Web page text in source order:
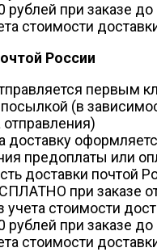
рублей при заказе
стоимости
России
первым
(в
доставку
предоплаты или
доставки почтой
при заказе
учета стоимости
рублей при заказе
стоимости